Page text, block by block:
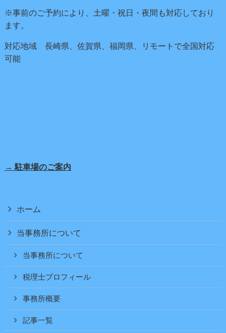
※事前のご予約により、土曜・祝日・夜間も対応しており
ます。
対応地域 長崎県、佐賀県、福岡県、リモートで全国対応
可能
→ 駐車場のご案内
ホーム
当事務所について
当事務所について
税理士プロフィール
事務所概要
記事一覧